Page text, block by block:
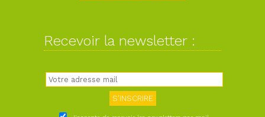
Recevoir la newsletter :